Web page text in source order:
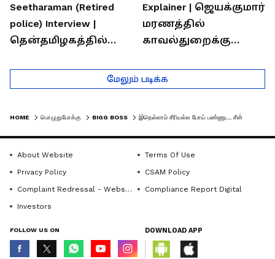
Seetharaman (Retired
police) Interview |
தென்தமிழகத்தில்
தொடர்கதை ஆவது
ஏன்?
Explainer | ஜெயக்குமார்
மரணத்தில்
காவல்துறைக்கு
Rajaram (Rtd ACP)
Interview
மேலும் படிக்க
HOME பொழுதுபோக்கு BIGG BOSS
About Website
Terms Of Use
Privacy Policy
CSAM Policy
Complaint Redressal - Website
Compliance Report Digital
Investors
FOLLOW US ON DOWNLOAD APP